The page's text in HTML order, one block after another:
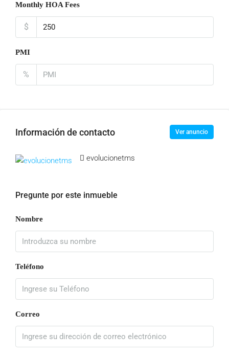
Monthly HOA Fees
$
PMI
%
Información de contacto Ver anuncio
evolucionetms
Pregunte por este inmueble
Nombre
Teléfono
Correo